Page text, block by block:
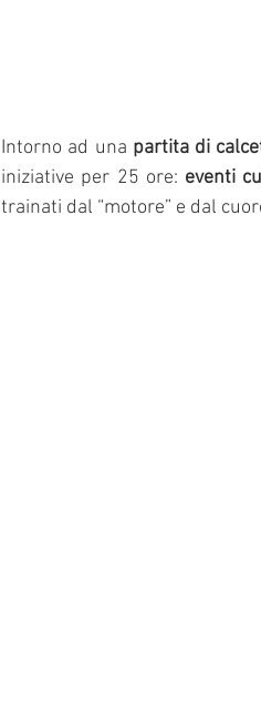
Intorno ad una partita di
iniziative per 25 ore:
trainati dal “motore” e dal